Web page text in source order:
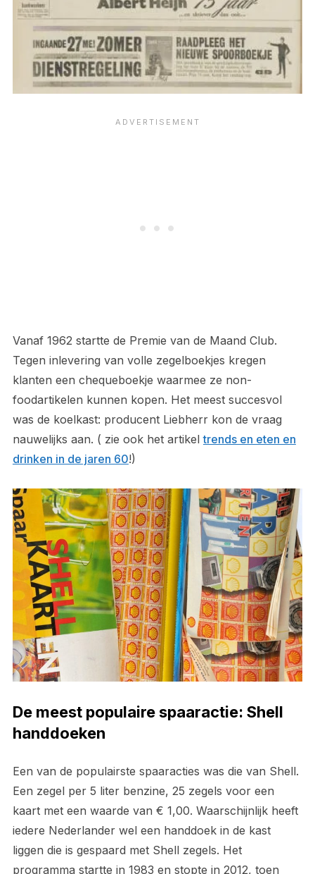
Vanaf 1962 startte de Premie van de Maand Club.
Tegen inlevering van volle zegelboekjes kregen
klanten een chequeboekje waarmee ze non-
foodartikelen kunnen kopen. Het meest succesvol
was de koelkast: producent Liebherr kon de vraag
nauwelijks aan. ( zie ook het artikeltrends en eten en
drinken in de jaren 60!)
De meest populaire spaaractie: Shell
handdoeken
Een van de populairste spaaracties was die van Shell.
Een zegel per 5 liter benzine, 25 zegels voor een
kaart met een waarde van € 1,00. Waarschijnlijk heeft
iedere Nederlander wel een handdoek in de kast
liggen die is gespaard met Shell zegels. Het
programma startte in 1983 en stopte in 2012, toen